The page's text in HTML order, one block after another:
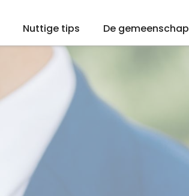
Nuttige tips De gemeenschap